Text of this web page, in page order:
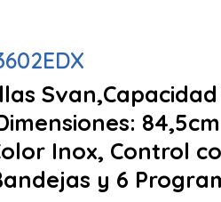
Svan,Capacidad
Inox, Control
y 6